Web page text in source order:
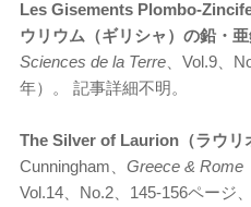
Les Gisements Plombo-
ウリウム（ギリシャ）の鉛・亜
Sciences de la Terre 、Vol.9、
年）。 記事詳細不明。
The Silver of Laurion（ラウリ
Cunningham、 Greece & Rome
Vol.14、No.2、145-156ページ